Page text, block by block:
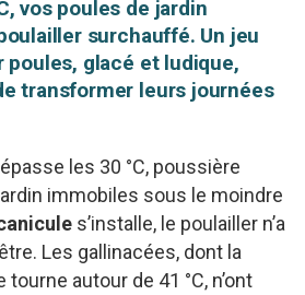
vos poules de jardin
surchauffé. Un jeu
glacé et ludique,
transformer leurs journées
les 30 °C, poussière
immobiles sous le moindre
s’installe, le poulailler n’a
Les gallinacées, dont la
autour de 41 °C, n’ont